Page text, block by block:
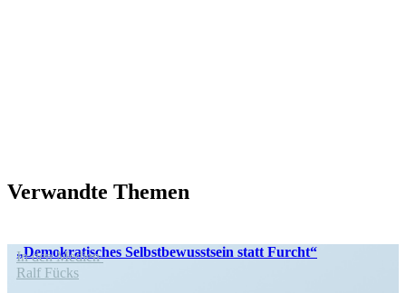
Verwandte Themen
„Demokra­ti­sches Selbst­be­wusstsein statt Furcht“
In den Medien
Ralf Fücks